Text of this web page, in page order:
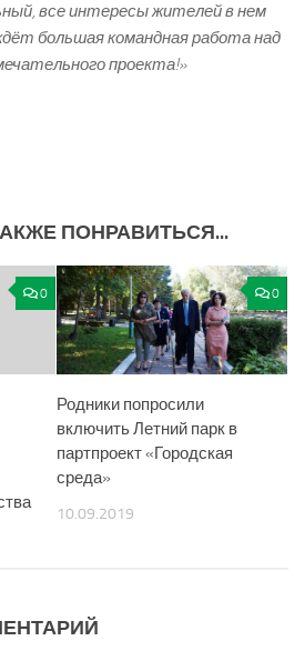
все интересы жителей в нем
большая командная работа над
проекта!»
ПОНРАВИТЬСЯ...
0 0
Родники попросили
включить Летний парк в
партпроект «Городская
среда»
10.09.2019